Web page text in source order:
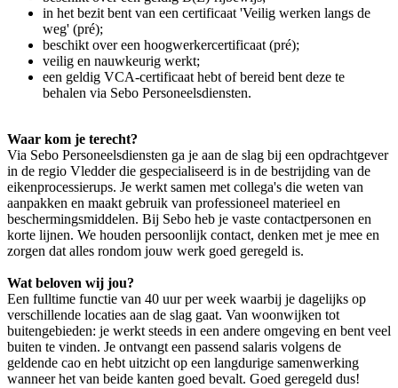
in het bezit bent van een certificaat 'Veilig werken langs de
weg' (pré);
beschikt over een hoogwerkercertificaat (pré);
veilig en nauwkeurig werkt;
een geldig VCA-certificaat hebt of bereid bent deze te
behalen via Sebo Personeelsdiensten.
Waar kom je terecht?
Via Sebo Personeelsdiensten ga je aan de slag bij een opdrachtgever
in de regio Vledder die gespecialiseerd is in de bestrijding van de
eikenprocessierups. Je werkt samen met collega's die weten van
aanpakken en maakt gebruik van professioneel materieel en
beschermingsmiddelen. Bij Sebo heb je vaste contactpersonen en
korte lijnen. We houden persoonlijk contact, denken met je mee en
zorgen dat alles rondom jouw werk goed geregeld is.
Wat beloven wij jou?
Een fulltime functie van 40 uur per week waarbij je dagelijks op
verschillende locaties aan de slag gaat. Van woonwijken tot
buitengebieden: je werkt steeds in een andere omgeving en bent veel
buiten te vinden. Je ontvangt een passend salaris volgens de
geldende cao en hebt uitzicht op een langdurige samenwerking
wanneer het van beide kanten goed bevalt. Goed geregeld dus!